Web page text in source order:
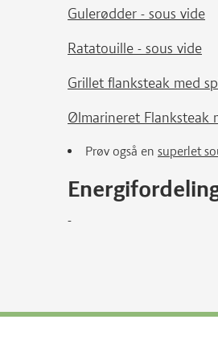
Gulerødder - sous vide
Ratatouille - sous vide
Grillet flanksteak med
Ølmarineret Flanksteak
Prøv også en superlet
-